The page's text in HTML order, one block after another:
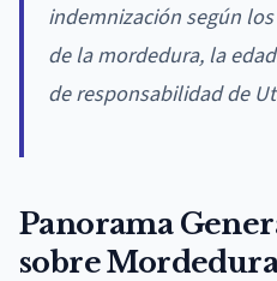
indemnización según
de la mordedura, la
de responsabilidad de
Panorama
sobre